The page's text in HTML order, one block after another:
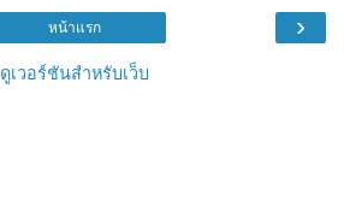
›
หน้าแรก
ดูเวอร์ชันสำหรับเว็บ